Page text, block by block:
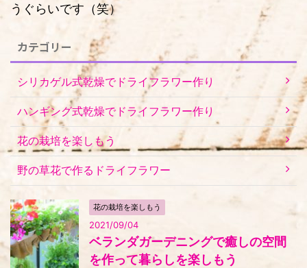
うぐらいです（笑）
カテゴリー
シリカゲル式乾燥でドライフラワー作り
ハンギング式乾燥でドライフラワー作り
花の栽培を楽しもう
野の草花で作るドライフラワー
花の栽培を楽しもう
2021/09/04
ベランダガーデニングで癒しの空間
を作って暮らしを楽しもう